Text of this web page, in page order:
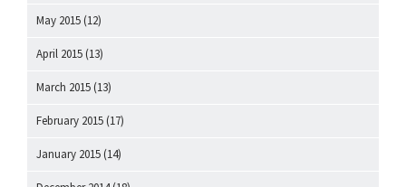
May 2015 (12)
April 2015 (13)
March 2015 (13)
February 2015 (17)
January 2015 (14)